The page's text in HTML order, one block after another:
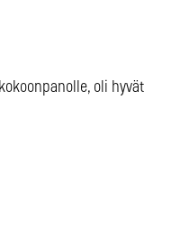
oli hyvät